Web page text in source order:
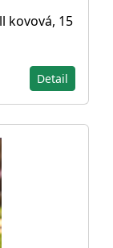
kovová, 15
Detail